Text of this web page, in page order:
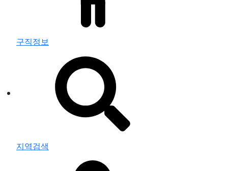
구직정보
지역검색